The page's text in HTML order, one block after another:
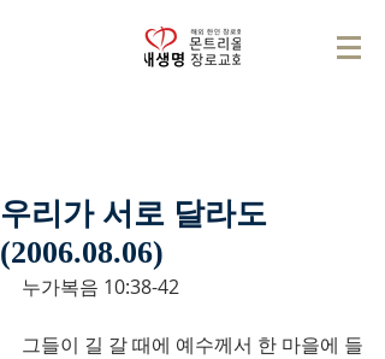
우리가 서로 달라도
(2006.08.06)
누가복음 10:38-42
그들이 길 갈 때에 예수께서 한 마을에 들